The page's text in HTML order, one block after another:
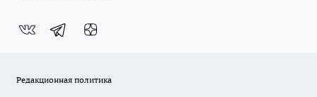
Редакционная политика